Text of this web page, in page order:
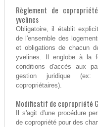
Règlement de
yvelines
Obligatoire, il établit
de l'ensemble des
et obligations de chacun
yvelines. Il englobe à la
conditions d'accès aux
gestion juridique (ex:
copropriétaires).
Modificatif de copropriété
Il s'agit d'une procédure
de copropriété pour des